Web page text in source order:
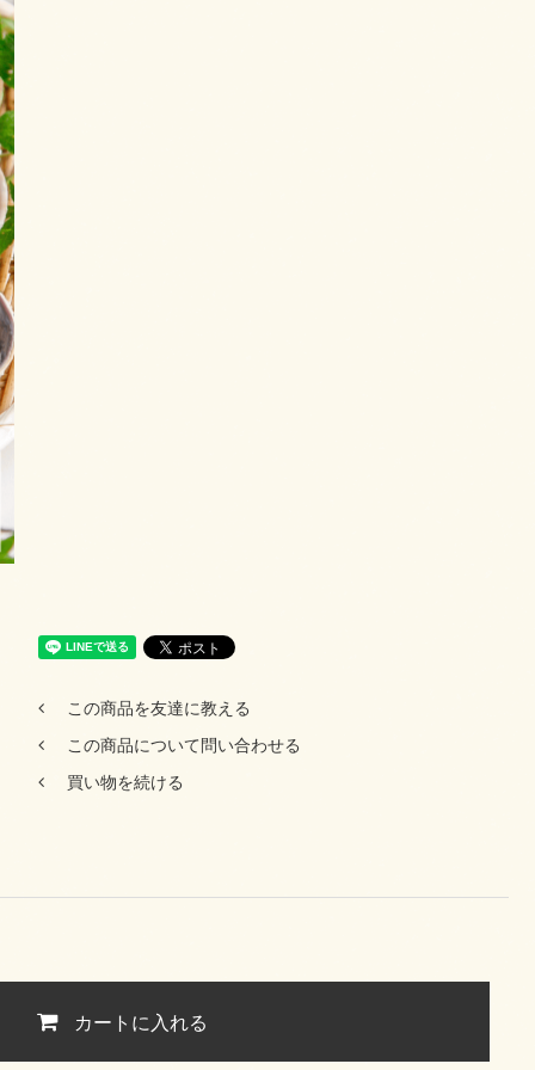
この商品を友達に教える
この商品について問い合わせる
買い物を続ける
カートに入れる